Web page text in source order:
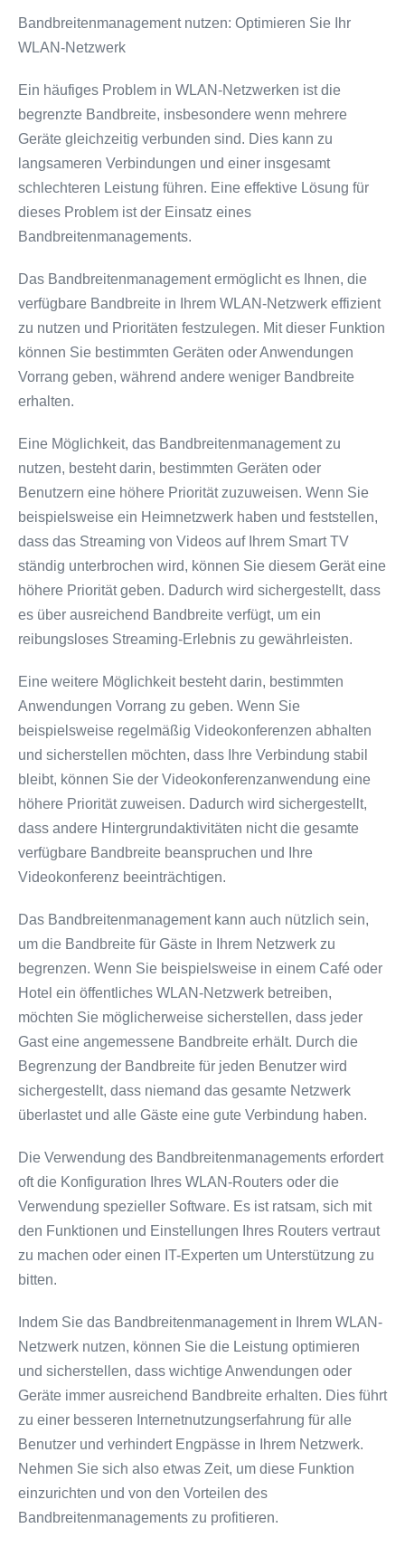
Bandbreitenmanagement nutzen: Optimieren Sie Ihr
WLAN-Netzwerk
Ein häufiges Problem in WLAN-Netzwerken ist die
begrenzte Bandbreite, insbesondere wenn mehrere
Geräte gleichzeitig verbunden sind. Dies kann zu
langsameren Verbindungen und einer insgesamt
schlechteren Leistung führen. Eine effektive Lösung für
dieses Problem ist der Einsatz eines
Bandbreitenmanagements.
Das Bandbreitenmanagement ermöglicht es Ihnen, die
verfügbare Bandbreite in Ihrem WLAN-Netzwerk effizient
zu nutzen und Prioritäten festzulegen. Mit dieser Funktion
können Sie bestimmten Geräten oder Anwendungen
Vorrang geben, während andere weniger Bandbreite
erhalten.
Eine Möglichkeit, das Bandbreitenmanagement zu
nutzen, besteht darin, bestimmten Geräten oder
Benutzern eine höhere Priorität zuzuweisen. Wenn Sie
beispielsweise ein Heimnetzwerk haben und feststellen,
dass das Streaming von Videos auf Ihrem Smart TV
ständig unterbrochen wird, können Sie diesem Gerät eine
höhere Priorität geben. Dadurch wird sichergestellt, dass
es über ausreichend Bandbreite verfügt, um ein
reibungsloses Streaming-Erlebnis zu gewährleisten.
Eine weitere Möglichkeit besteht darin, bestimmten
Anwendungen Vorrang zu geben. Wenn Sie
beispielsweise regelmäßig Videokonferenzen abhalten
und sicherstellen möchten, dass Ihre Verbindung stabil
bleibt, können Sie der Videokonferenzanwendung eine
höhere Priorität zuweisen. Dadurch wird sichergestellt,
dass andere Hintergrundaktivitäten nicht die gesamte
verfügbare Bandbreite beanspruchen und Ihre
Videokonferenz beeinträchtigen.
Das Bandbreitenmanagement kann auch nützlich sein,
um die Bandbreite für Gäste in Ihrem Netzwerk zu
begrenzen. Wenn Sie beispielsweise in einem Café oder
Hotel ein öffentliches WLAN-Netzwerk betreiben,
möchten Sie möglicherweise sicherstellen, dass jeder
Gast eine angemessene Bandbreite erhält. Durch die
Begrenzung der Bandbreite für jeden Benutzer wird
sichergestellt, dass niemand das gesamte Netzwerk
überlastet und alle Gäste eine gute Verbindung haben.
Die Verwendung des Bandbreitenmanagements erfordert
oft die Konfiguration Ihres WLAN-Routers oder die
Verwendung spezieller Software. Es ist ratsam, sich mit
den Funktionen und Einstellungen Ihres Routers vertraut
zu machen oder einen IT-Experten um Unterstützung zu
bitten.
Indem Sie das Bandbreitenmanagement in Ihrem WLAN-
Netzwerk nutzen, können Sie die Leistung optimieren
und sicherstellen, dass wichtige Anwendungen oder
Geräte immer ausreichend Bandbreite erhalten. Dies führt
zu einer besseren Internetnutzungserfahrung für alle
Benutzer und verhindert Engpässe in Ihrem Netzwerk.
Nehmen Sie sich also etwas Zeit, um diese Funktion
einzurichten und von den Vorteilen des
Bandbreitenmanagements zu profitieren.